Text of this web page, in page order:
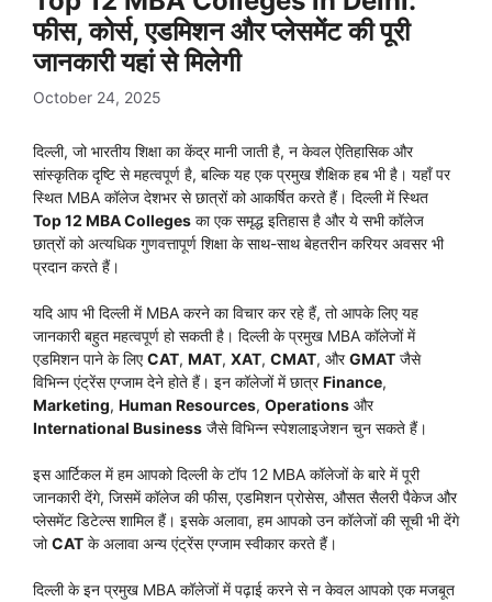
फीस, कोर्स, एडमिशन और प्लेसमेंट की पूरी
जानकारी यहां से मिलेगी
October 24, 2025
दिल्ली, जो भारतीय शिक्षा का केंद्र मानी जाती है, न केवल ऐतिहासिक और
सांस्कृतिक दृष्टि से महत्वपूर्ण है, बल्कि यह एक प्रमुख शैक्षिक हब भी है। यहाँ पर
स्थित MBA कॉलेज देशभर से छात्रों को आकर्षित करते हैं। दिल्ली में स्थित
Top 12 MBA Colleges का एक समृद्ध इतिहास है और ये सभी कॉलेज
छात्रों को अत्यधिक गुणवत्तापूर्ण शिक्षा के साथ-साथ बेहतरीन करियर अवसर भी
प्रदान करते हैं।
यदि आप भी दिल्ली में MBA करने का विचार कर रहे हैं, तो आपके लिए यह
जानकारी बहुत महत्वपूर्ण हो सकती है। दिल्ली के प्रमुख MBA कॉलेजों में
एडमिशन पाने के लिएCAT, MAT, XAT, CMAT, औरGMAT जैसे
विभिन्न एंट्रेंस एग्जाम देने होते हैं। इन कॉलेजों में छात्रFinance,
Marketing, Human Resources, Operations और
International Business जैसे विभिन्न स्पेशलाइजेशन चुन सकते हैं।
इस आर्टिकल में हम आपको दिल्ली के टॉप 12 MBA कॉलेजों के बारे में पूरी
जानकारी देंगे, जिसमें कॉलेज की फीस, एडमिशन प्रोसेस, औसत सैलरी पैकेज और
प्लेसमेंट डिटेल्स शामिल हैं। इसके अलावा, हम आपको उन कॉलेजों की सूची भी देंगे
जोCAT के अलावा अन्य एंट्रेंस एग्जाम स्वीकार करते हैं।
दिल्ली के इन प्रमुख MBA कॉलेजों में पढ़ाई करने से न केवल आपको एक मजबूत